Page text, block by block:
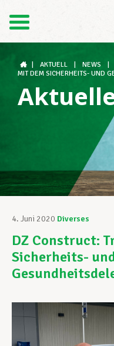
Der LCGB
Ihre Rechte
Berufliche
AKTUELL NEWS
MIT DEM SICHERHEITS- UND
4. Juni 2020 Diverses
DZ Construct:
Sicherheits-